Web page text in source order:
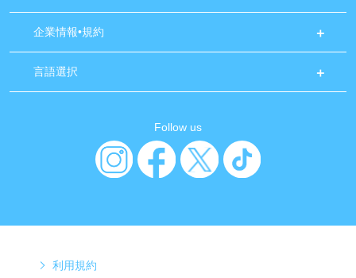
企業情報•規約
言語選択
Follow us
利用規約